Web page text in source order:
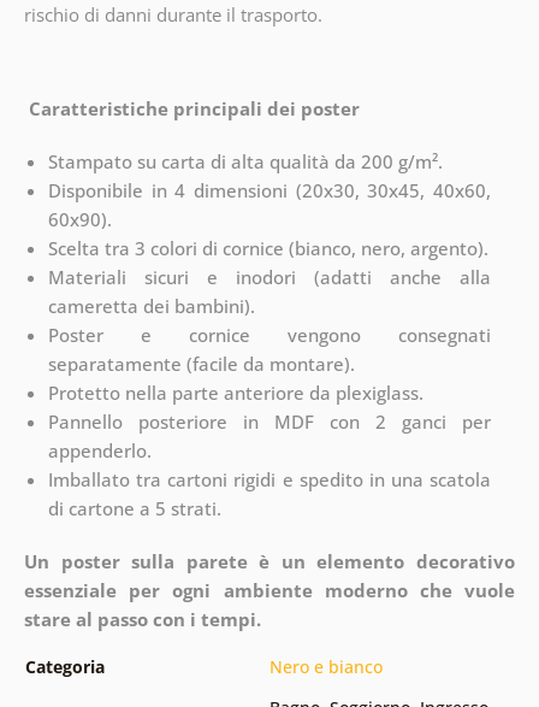
rischio di danni durante il trasporto.
Caratteristiche principali dei poster
Stampato su carta di alta qualità da 200 g/m².
Disponibile in 4 dimensioni (20x30, 30x45, 40x60,
60x90).
Scelta tra 3 colori di cornice (bianco, nero, argento).
Materiali sicuri e inodori (adatti anche alla
cameretta dei bambini).
Poster e cornice vengono consegnati
separatamente (facile da montare).
Protetto nella parte anteriore da plexiglass.
Pannello posteriore in MDF con 2 ganci per
appenderlo.
Imballato tra cartoni rigidi e spedito in una scatola
di cartone a 5 strati.
Un poster sulla parete è un elemento decorativo
essenziale per ogni ambiente moderno che vuole
stare al passo con i tempi.
Categoria Nero e bianco